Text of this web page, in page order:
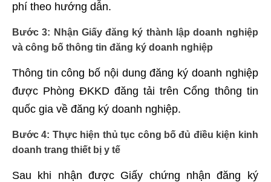
phí theo hướng dẫn.
Bước 3: Nhận Giấy đăng ký thành lập doanh nghiệp
và công bố thông tin đăng ký doanh nghiệp
Thông tin công bố nội dung đăng ký doanh nghiệp
được Phòng ĐKKD đăng tải trên Cổng thông tin
quốc gia về đăng ký doanh nghiệp.
Bước 4: Thực hiện thủ tục công bố đủ điều kiện kinh
doanh trang thiết bị y tế
Sau khi nhận được Giấy chứng nhận đăng ký